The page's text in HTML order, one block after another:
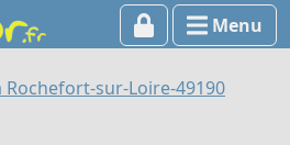
Menu
sur-Loire-49190